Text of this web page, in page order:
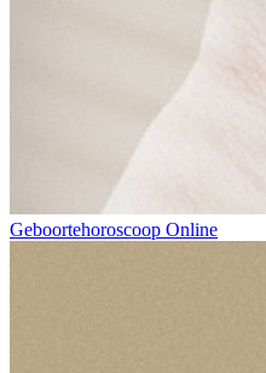
Geboortehoroscoop Online